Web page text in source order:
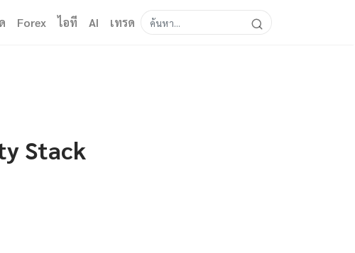
Forex ไอที AI เทรด
Stack